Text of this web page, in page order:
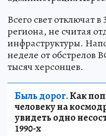
Всего свет отключат
региона, не считая
инфраструктуры.
неделе от обстрелов
тысяч херсонцев.
Быль дорог.Как
человеку на
увидеть одно
1990-х